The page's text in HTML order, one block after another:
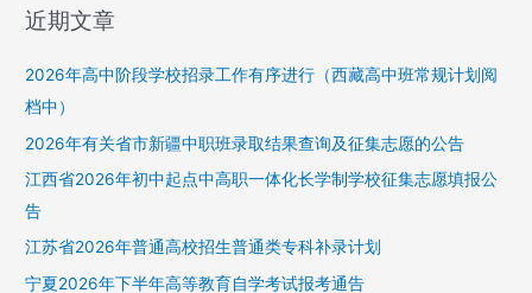
近期文章
2026年高中阶段学校招录工作有序进行（西藏高中班常规计划阅
档中）
2026年有关省市新疆中职班录取结果查询及征集志愿的公告
江西省2026年初中起点中高职一体化长学制学校征集志愿填报公
告
江苏省2026年普通高校招生普通类专科补录计划
宁夏2026年下半年高等教育自学考试报考通告